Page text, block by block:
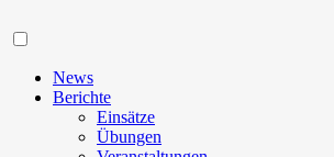
News
Berichte
Einsätze
Übungen